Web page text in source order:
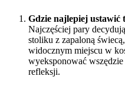
Gdzie najlepiej ustawić
Najczęściej pary
stoliku z zapaloną
widocznym miejscu w
wyeksponować
refleksji.